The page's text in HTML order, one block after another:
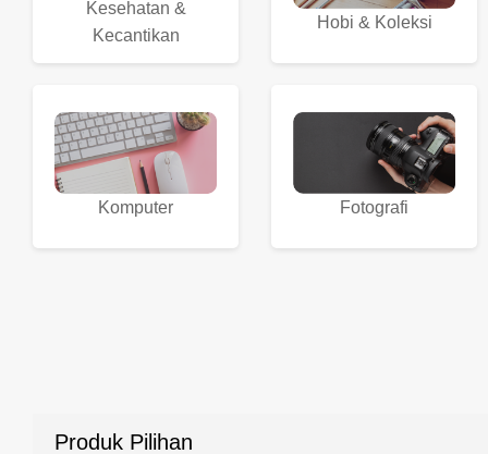
Kesehatan &
Kecantikan
Hobi & Koleksi
Komputer Fotografi
Produk Pilihan